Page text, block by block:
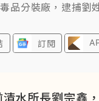
品分裝廠，逮捕劉
訂閱
清水所長劉宗鑫